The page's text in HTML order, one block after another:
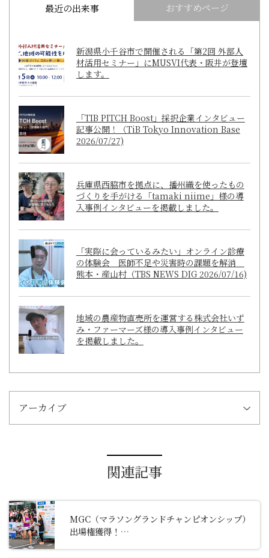
最近の出来事 おすすめページ
新潟県小千谷市で開催される「第2回 外部人
材活用セミナー」にMUSVI代表・阪井が登壇
します。
「TIB PITCH Boost」採択企業インタビュー
記事公開！（TiB Tokyo Innovation Base
2026/07/27)
兵庫県西脇市を拠点に、播州織を使ったもの
づくりを手がける「tamaki niime」様の導
入事例インタビューを掲載しました。
「実際に会っているみたい」オンライン診療
の体験会 医師不足や災害時の課題を解消
熊本・産山村（TBS NEWS DIG 2026/07/16)
地域の農産物直売所を運営する株式会社いず
み・ファーマーズ様の導入事例インタビュー
を掲載しました。
アーカイブ
関連記事
MGC （マラソングランドチャンピオンシップ）
出場権獲得！